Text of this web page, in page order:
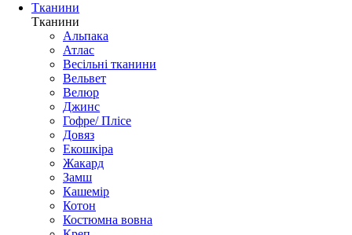
Тканини
Тканини
Альпака
Атлас
Весільні тканини
Вельвет
Велюр
Джинс
Гофре/ Плісе
Довяз
Екошкіра
Жакард
Замш
Кашемір
Котон
Костюмна вовна